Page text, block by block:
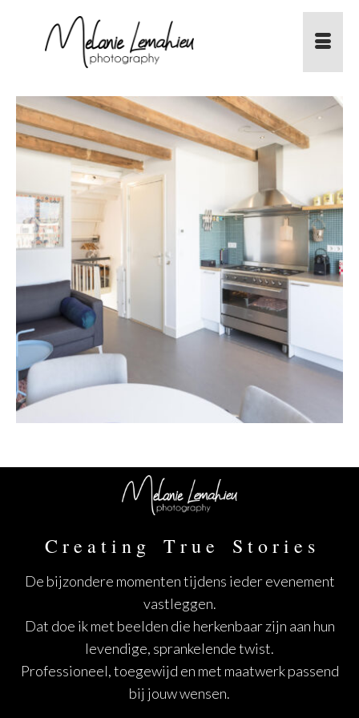
C r e a t i n g T r u e S t o r i e s
De bijzondere momenten tijdens ieder evenement
vastleggen.
Dat doe ik met beelden die herkenbaar zijn aan hun
levendige, sprankelende twist.
Professioneel, toegewijd en met maatwerk passend
bij jouw wensen.